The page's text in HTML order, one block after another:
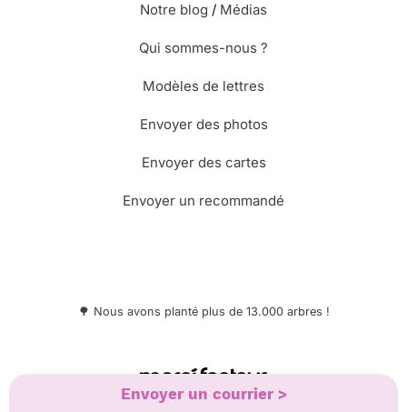
Envoyer un courrier >
Notre blog / Médias
Qui sommes-nous ?
Modèles de lettres
Envoyer des photos
Envoyer des cartes
Envoyer un recommandé
🌳 Nous avons planté plus de 13.000 arbres !
© Merci Facteur